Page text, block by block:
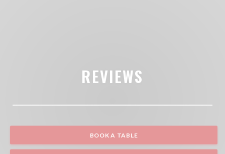
REVIEWS
BOOK A TABLE